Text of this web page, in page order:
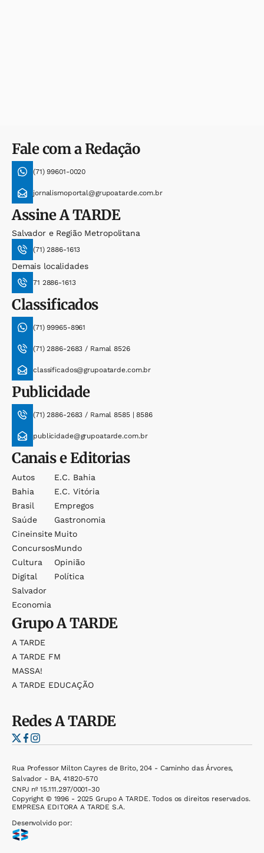
Fale com a Redação
(71) 99601-0020
jornalismoportal@grupoatarde.com.br
AssineA TARDE
Salvador e Região Metropolitana
(71) 2886-1613
Demais localidades
71 2886-1613
Classificados
(71) 99965-8961
(71) 2886-2683 / Ramal 8526
classificados@grupoatarde.com.br
Publicidade
(71) 2886-2683 / Ramal 8585 | 8586
publicidade@grupoatarde.com.br
Canais e Editorias
Autos
Bahia
Brasil
Saúde
Cineinsite
Concursos
Cultura
Digital
Salvador
Economia
E.c. Bahia
E.c. Vitória
Empregos
Gastronomia
Muito
Mundo
Opinião
Política
GrupoA TARDE
A TARDE
A TARDE FM
MASSA!
A TARDE EDUCAÇÃO
RedesA TARDE
Rua Professor Milton Cayres de Brito, 204 - Caminho das Árvores,
Salvador - BA, 41820-570
CNPJ nº 15.111.297/0001-30
Copyright © 1996 - 2025 Grupo A TARDE. Todos os direitos reservados.
EMPRESA EDITORA A TARDE S.A.
Desenvolvido por: